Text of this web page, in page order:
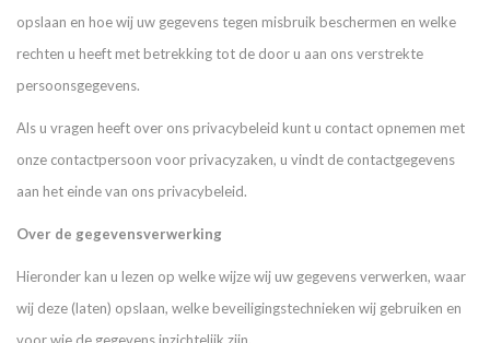
opslaan en hoe wij uw gegevens tegen misbruik beschermen en welke
rechten u heeft met betrekking tot de door u aan ons verstrekte
persoonsgegevens.
Als u vragen heeft over ons privacybeleid kunt u contact opnemen met
onze contactpersoon voor privacyzaken, u vindt de contactgegevens
aan het einde van ons privacybeleid.
Over de gegevensverwerking
Hieronder kan u lezen op welke wijze wij uw gegevens verwerken, waar
wij deze (laten) opslaan, welke beveiligingstechnieken wij gebruiken en